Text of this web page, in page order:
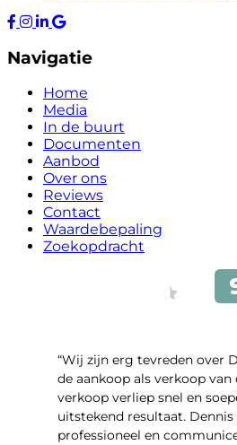
Navigatie
Home
Media
In de buurt
Documenten
Aanbod
Over ons
Reviews
Contact
Waardebepaling
Zoekopdracht
“Wij zijn erg tevreden over
de aankoop als verkoop van
verkoop verliep snel en
uitstekend resultaat.
professioneel en